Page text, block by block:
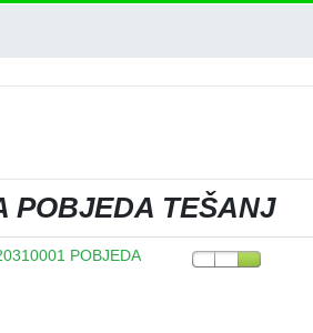
POBJEDA TEŠANJ
POBJEDA